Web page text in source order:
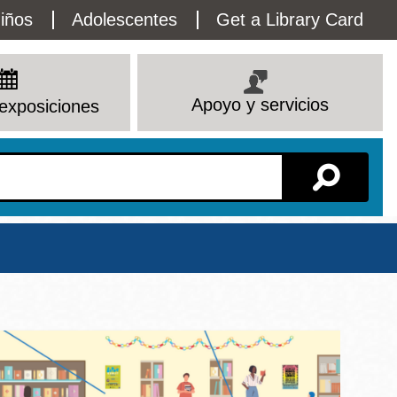
Adolescentes Get a Library Card
Apoyo y servicios
Ver todas